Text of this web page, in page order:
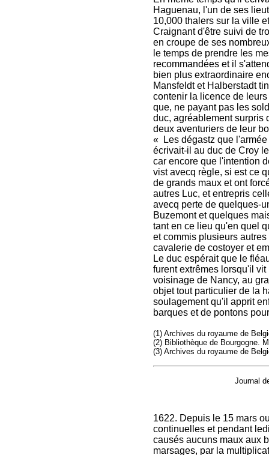
Haguenau, l'un de ses
10,000 thalers sur la ville
Craignant d'être suivi de
en croupe de ses
le temps de prendre les
recommandées et il
bien plus extraordinaire
Mansfeldt et Halberstadt
contenir la licence de
que, ne payant pas les
duc, agréablement surpris
deux aventuriers de leur
« Les dégastz que
écrivait-il au duc de Croy
car encore que l'intention
vist avecq règle, si est ce
de grands maux et ont
autres Luc, et entrepris
avecq perte de quelques-
Buzemont et quelques
tant en ce lieu qu'en quel
et commis plusieurs
cavalerie de costoyer et
Le duc espérait que le
furent extrêmes lorsqu'il
voisinage de Nancy, au
objet tout particulier de la
soulagement qu'il apprit
barques et de pontons
(1) Archives du royaume de
(2) Bibliothèque de Bourgogne.
(3) Archives du royaume de
Journal
1622. Depuis le 15 mars
continuelles et pendant
causés aucuns maux aux
marsages, par la